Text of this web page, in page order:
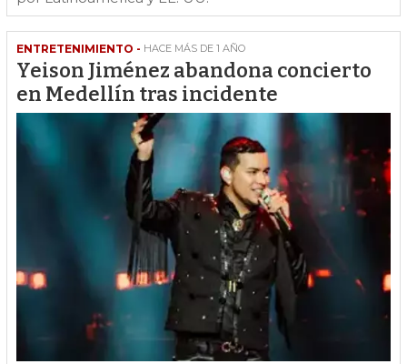
ENTRETENIMIENTO - HACE MÁS DE 1 AÑO
Yeison Jiménez abandona concierto
en Medellín tras incidente